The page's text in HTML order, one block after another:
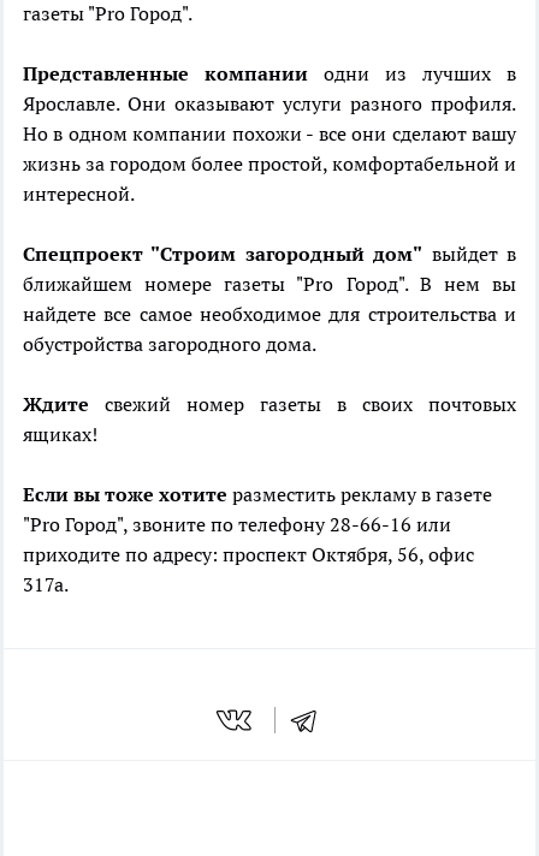
газеты "Pro Город".
Представленные компании одни из лучших в
Ярославле. Они оказывают услуги разного профиля.
Но в одном компании похожи - все они сделают вашу
жизнь за городом более простой, комфортабельной и
интересной.
Спецпроект "Строим загородный дом" выйдет в
ближайшем номере газеты "Pro Город". В нем вы
найдете все самое необходимое для строительства и
обустройства загородного дома.
Ждите свежий номер газеты в своих почтовых
ящиках!
Если вы тоже хотите разместить рекламу в газете
"Pro Город", звоните по телефону 28-66-16 или
приходите по адресу: проспект Октября, 56, офис
317а.